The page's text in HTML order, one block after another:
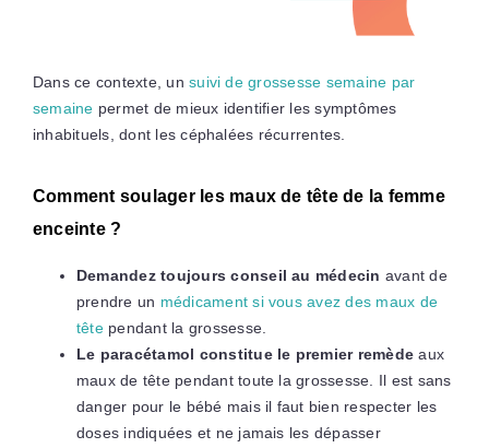
Dans ce contexte, unsuivi de grossesse semaine par
semaine permet de mieux identifier les symptômes
inhabituels, dont les céphalées récurrentes.
Comment soulager les maux de tête de la femme
enceinte ?
Demandez toujours conseil au médecin avant de
prendre un médicament si vous avez des maux de
têtependant la grossesse.
Le paracétamol constitue le premier remède aux
maux de tête pendant toute la grossesse. Il est sans
danger pour le bébé mais il faut bien respecter les
doses indiquées et ne jamais les dépasser